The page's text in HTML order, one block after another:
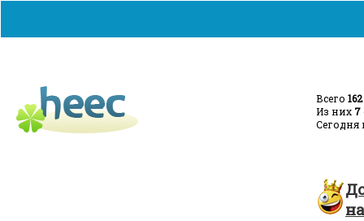
Всего 162
Из них 7
Сегодня
на